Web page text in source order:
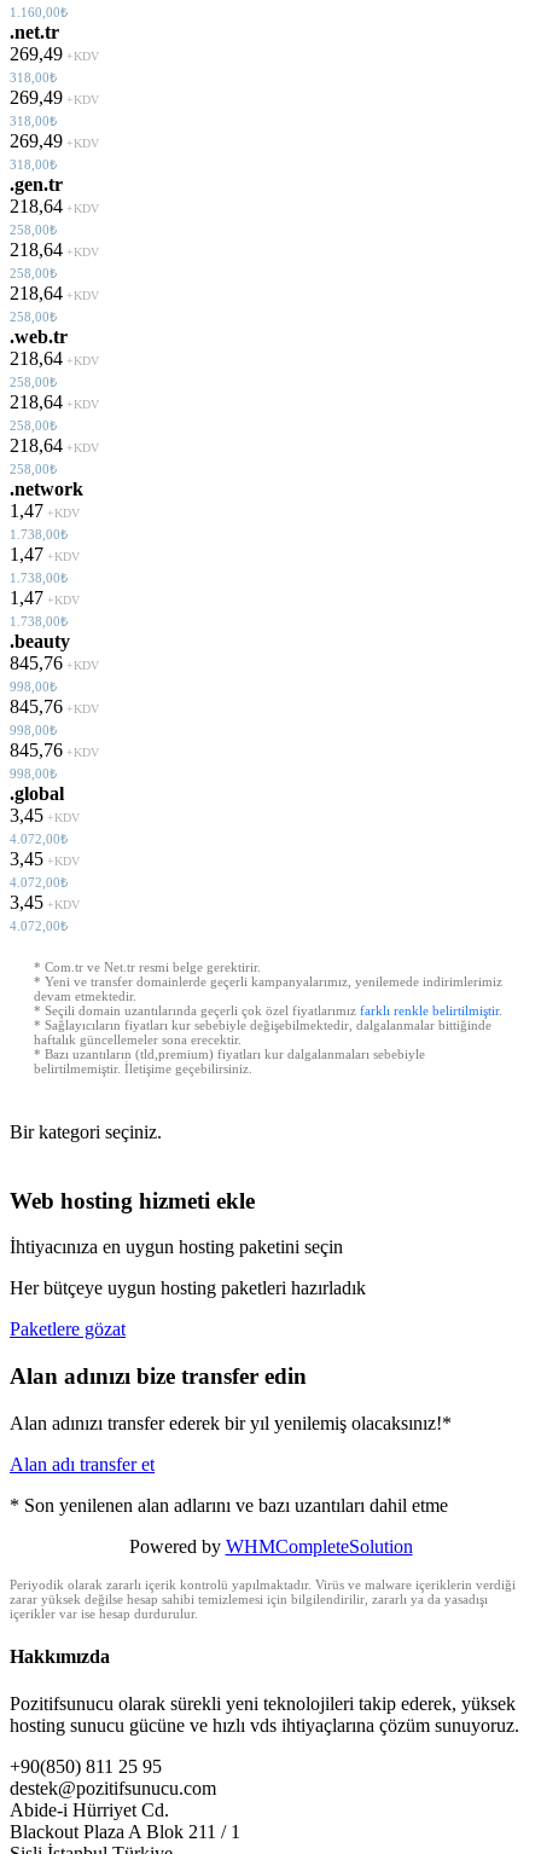
1.160,00₺
.net.tr
269,49 +KDV
318,00₺
269,49 +KDV
318,00₺
269,49 +KDV
318,00₺
.gen.tr
218,64 +KDV
258,00₺
218,64 +KDV
258,00₺
218,64 +KDV
258,00₺
.web.tr
218,64 +KDV
258,00₺
218,64 +KDV
258,00₺
218,64 +KDV
258,00₺
.network
1,47 +KDV
1.738,00₺
1,47 +KDV
1.738,00₺
1,47 +KDV
1.738,00₺
.beauty
845,76 +KDV
998,00₺
845,76 +KDV
998,00₺
845,76 +KDV
998,00₺
.global
3,45 +KDV
4.072,00₺
3,45 +KDV
4.072,00₺
3,45 +KDV
4.072,00₺
* Com.tr ve Net.tr resmi belge gerektirir.
* Yeni ve transfer domainlerde geçerli kampanyalarımız, yenilemede indirimlerimiz
devam etmektedir.
* Seçili domain uzantılarında geçerli çok özel fiyatlarımız farklı renkle belirtilmiştir.
* Sağlayıcıların fiyatları kur sebebiyle değişebilmektedir, dalgalanmalar bittiğinde
haftalık güncellemeler sona erecektir.
* Bazı uzantıların (tld,premium) fiyatları kur dalgalanmaları sebebiyle
belirtilmemiştir. İletişime geçebilirsiniz.
Bir kategori seçiniz.
Web hosting hizmeti ekle
İhtiyacınıza en uygun hosting paketini seçin
Her bütçeye uygun hosting paketleri hazırladık
Paketlere gözat
Alan adınızı bize transfer edin
Alan adınızı transfer ederek bir yıl yenilemiş olacaksınız!*
Alan adı transfer et
* Son yenilenen alan adlarını ve bazı uzantıları dahil etme
Powered by WHMCompleteSolution
Periyodik olarak zararlı içerik kontrolü yapılmaktadır. Virüs ve malware içeriklerin verdiği
zarar yüksek değilse hesap sahibi temizlemesi için bilgilendirilir, zararlı ya da yasadışı
içerikler var ise hesap durdurulur.
Hakkımızda
Pozitifsunucu olarak sürekli yeni teknolojileri takip ederek, yüksek
hosting sunucu gücüne ve hızlı vds ihtiyaçlarına çözüm sunuyoruz.
+90(850) 811 25 95
destek@pozitifsunucu.com
Abide-i Hürriyet Cd.
Blackout Plaza A Blok 211 / 1